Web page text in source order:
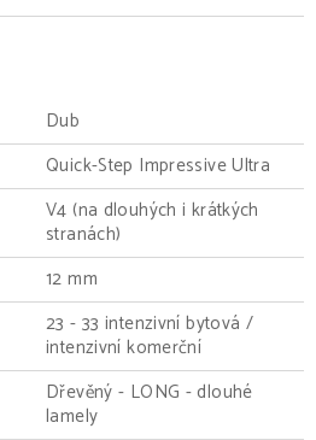
Dub
Quick-Step Impressive Ultra
V4 (na dlouhých i krátkých
stranách)
12 mm
23 - 33 intenzivní bytová /
intenzivní komerční
Dřevěný - LONG - dlouhé
lamely